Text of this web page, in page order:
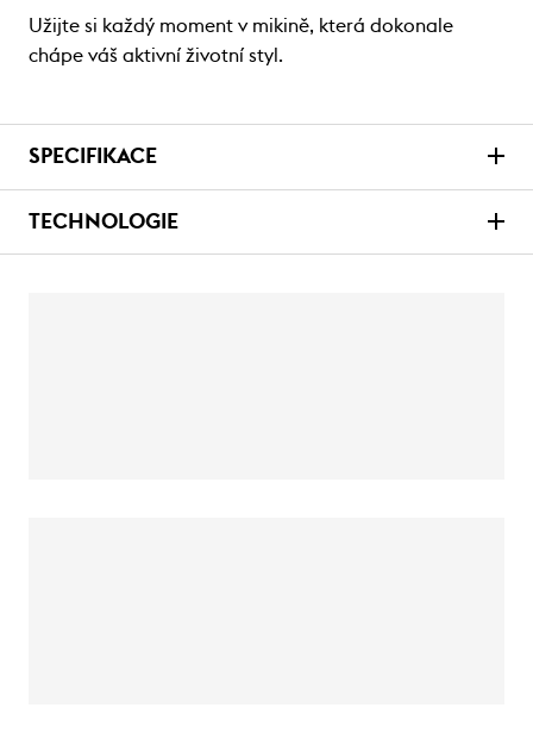
Užijte si každý moment v mikině, která dokonale
chápe váš aktivní životní styl.
SPECIFIKACE
TECHNOLOGIE